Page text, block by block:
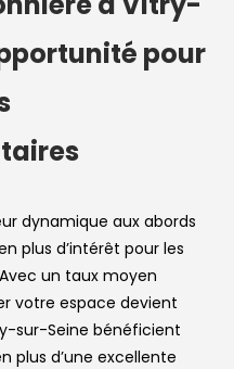
pour
dynamique aux abords
plus d’intérêt pour les
un taux moyen
votre espace devient
sur-Seine bénéficient
plus d’une excellente